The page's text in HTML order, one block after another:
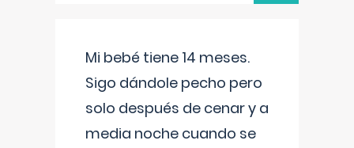
Mi bebé tiene 14 meses.
Sigo dándole pecho pero
solo después de cenar y a
media noche cuando se